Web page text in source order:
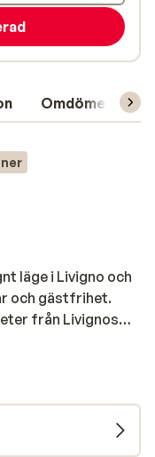
Omdömen
läge i Livigno och
och gästfrihet.
från Livignos
från skidliften.
Vid middagstid,
du gå och ta en
barer eller i
för att koppla